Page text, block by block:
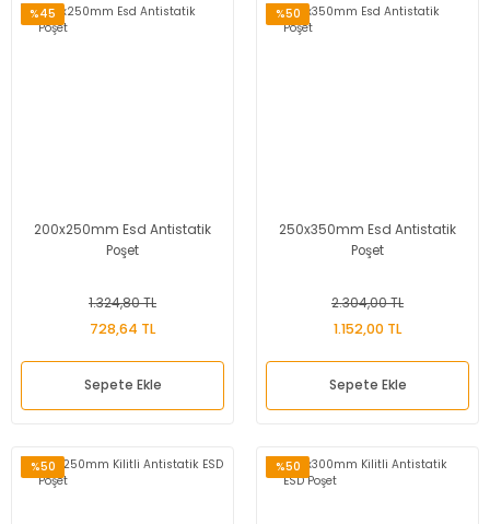
%45
200x250mm Esd Antistatik
Poşet
1.324,80 TL
728,64 TL
Sepete Ekle
%50
250x350mm Esd Antistatik
Poşet
2.304,00 TL
1.152,00 TL
Sepete Ekle
%50 %50